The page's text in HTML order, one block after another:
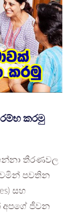
කරමු
තීරණවල
පවතින
සහ
අපගේ ජීවන